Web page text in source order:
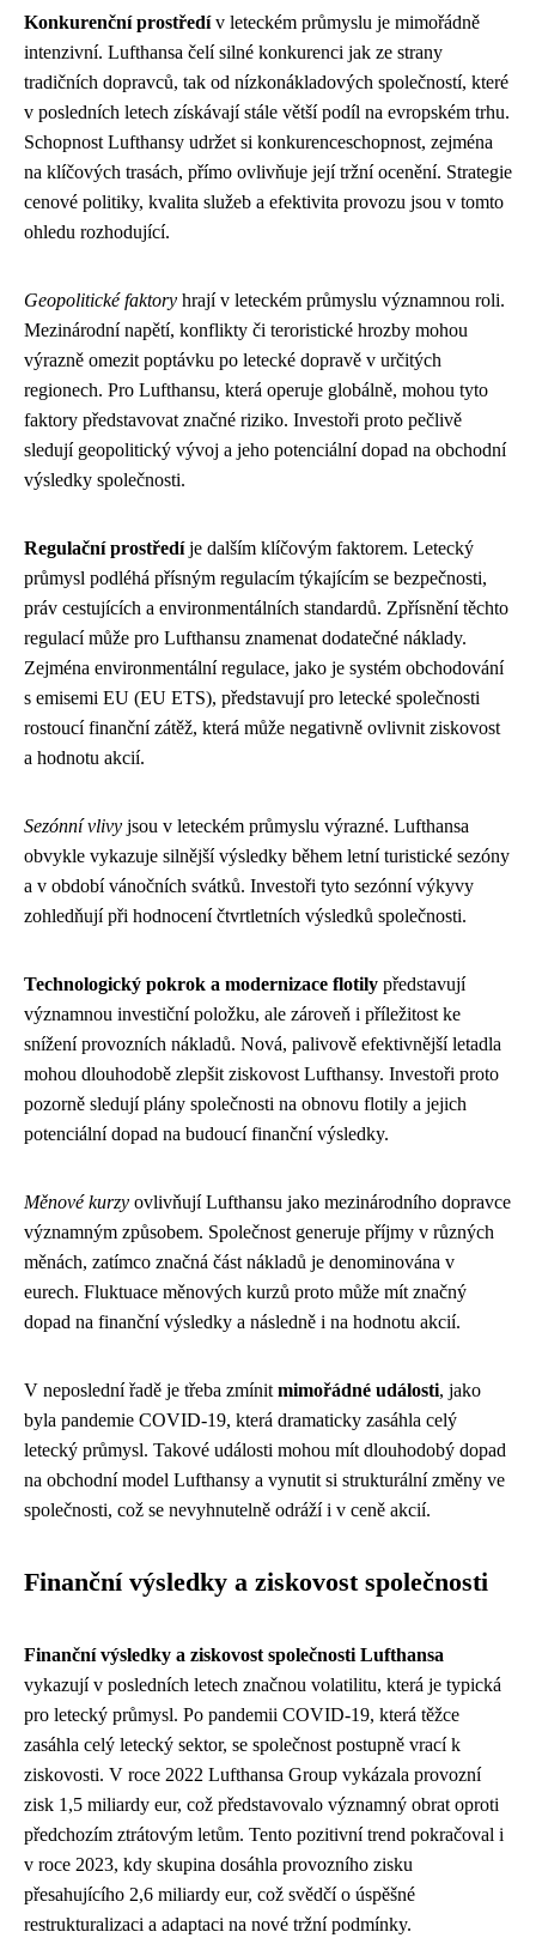
Konkurenční prostředív leteckém průmyslu je mimořádně
intenzivní. Lufthansa čelí silné konkurenci jak ze strany
tradičních dopravců, tak od nízkonákladových společností, které
v posledních letech získávají stále větší podíl na evropském trhu.
Schopnost Lufthansy udržet si konkurenceschopnost, zejména
na klíčových trasách, přímo ovlivňuje její tržní ocenění. Strategie
cenové politiky, kvalita služeb a efektivita provozu jsou v tomto
ohledu rozhodující.
Geopolitické faktory hrají v leteckém průmyslu významnou roli.
Mezinárodní napětí, konflikty či teroristické hrozby mohou
výrazně omezit poptávku po letecké dopravě v určitých
regionech. Pro Lufthansu, která operuje globálně, mohou tyto
faktory představovat značné riziko. Investoři proto pečlivě
sledují geopolitický vývoj a jeho potenciální dopad na obchodní
výsledky společnosti.
Regulační prostředíje dalším klíčovým faktorem. Letecký
průmysl podléhá přísným regulacím týkajícím se bezpečnosti,
práv cestujících a environmentálních standardů. Zpřísnění těchto
regulací může pro Lufthansu znamenat dodatečné náklady.
Zejména environmentální regulace, jako je systém obchodování
s emisemi EU (EU ETS), představují pro letecké společnosti
rostoucí finanční zátěž, která může negativně ovlivnit ziskovost
a hodnotu akcií.
Sezónní vlivy jsou v leteckém průmyslu výrazné. Lufthansa
obvykle vykazuje silnější výsledky během letní turistické sezóny
a v období vánočních svátků. Investoři tyto sezónní výkyvy
zohledňují při hodnocení čtvrtletních výsledků společnosti.
Technologický pokrok a modernizace flotily představují
významnou investiční položku, ale zároveň i příležitost ke
snížení provozních nákladů. Nová, palivově efektivnější letadla
mohou dlouhodobě zlepšit ziskovost Lufthansy. Investoři proto
pozorně sledují plány společnosti na obnovu flotily a jejich
potenciální dopad na budoucí finanční výsledky.
Měnové kurzy ovlivňují Lufthansu jako mezinárodního dopravce
významným způsobem. Společnost generuje příjmy v různých
měnách, zatímco značná část nákladů je denominována v
eurech. Fluktuace měnových kurzů proto může mít značný
dopad na finanční výsledky a následně i na hodnotu akcií.
V neposlední řadě je třeba zmínit mimořádné události, jako
byla pandemie COVID-19, která dramaticky zasáhla celý
letecký průmysl. Takové události mohou mít dlouhodobý dopad
na obchodní model Lufthansy a vynutit si strukturální změny ve
společnosti, což se nevyhnutelně odráží i v ceně akcií.
Finanční výsledky a ziskovost společnosti
Finanční výsledky a ziskovost společnosti Lufthansa
vykazují v posledních letech značnou volatilitu, která je typická
pro letecký průmysl. Po pandemii COVID-19, která těžce
zasáhla celý letecký sektor, se společnost postupně vrací k
ziskovosti. V roce 2022 Lufthansa Group vykázala provozní
zisk 1,5 miliardy eur, což představovalo významný obrat oproti
předchozím ztrátovým letům. Tento pozitivní trend pokračoval i
v roce 2023, kdy skupina dosáhla provozního zisku
přesahujícího 2,6 miliardy eur, což svědčí o úspěšné
restrukturalizaci a adaptaci na nové tržní podmínky.